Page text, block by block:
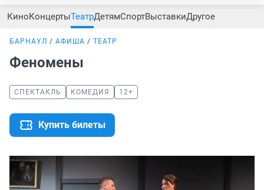
КиноКонцертыТеатрДетямСпортВыставкиДругое
БАРНАУЛ АФИША ТЕАТР
Феномены
СПЕКТАКЛЬ КОМЕДИЯ 12+
Купить билеты